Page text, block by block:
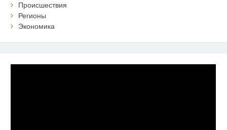
Происшествия
Регионы
Экономика